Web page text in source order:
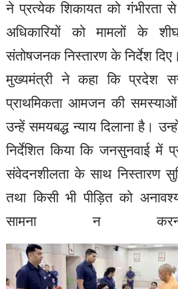
ने प्रत्येक शिकायत को गंभीरता
अधिकारियों को मामलों के
संतोषजनक निस्तारण के निर्देश दिए।
मुख्यमंत्री ने कहा कि प्रदेश
प्राथमिकता आमजन की
उन्हें समयबद्ध न्याय दिलाना है।
निर्देशित किया कि जनसुनवाई में
संवेदनशीलता के साथ निस्तारण
तथा किसी भी पीड़ित को
सामना न